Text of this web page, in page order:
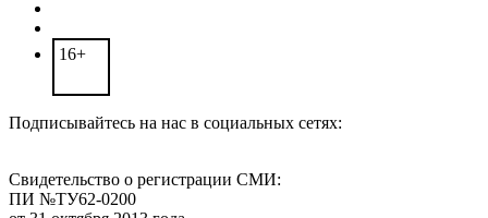
16+
Подписывайтесь на нас в социальных сетях:
Свидетельство о регистрации СМИ:
ПИ №ТУ62-0200